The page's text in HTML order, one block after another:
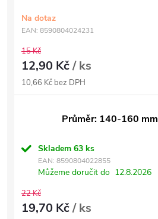
Na dotaz
EAN: 8590804024231
15 Kč
12,90 Kč/ ks
10,66 Kč bez DPH
Průměr: 140-160 mm
Skladem 63 ks
EAN: 8590804022855
Můžeme doručit do 12.8.2026
22 Kč
19,70 Kč/ ks